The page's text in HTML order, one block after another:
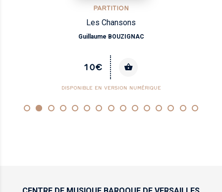
PARTITION
Les Chansons
Guillaume BOUZIGNAC
10€
DISPONIBLE EN VERSION NUMÉRIQUE